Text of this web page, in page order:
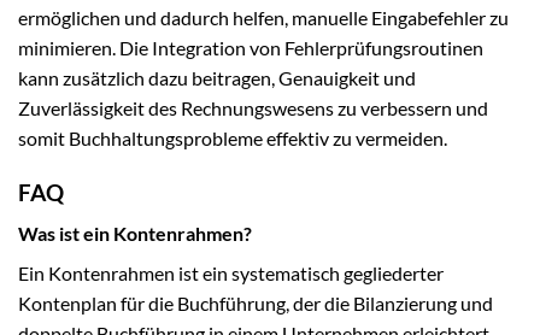
ermöglichen und dadurch helfen, manuelle Eingabefehler zu
minimieren. Die Integration von Fehlerprüfungsroutinen
kann zusätzlich dazu beitragen, Genauigkeit und
Zuverlässigkeit des Rechnungswesens zu verbessern und
somit Buchhaltungsprobleme effektiv zu vermeiden.
FAQ
Was ist ein Kontenrahmen?
Ein Kontenrahmen ist ein systematisch gegliederter
Kontenplan für die Buchführung, der die Bilanzierung und